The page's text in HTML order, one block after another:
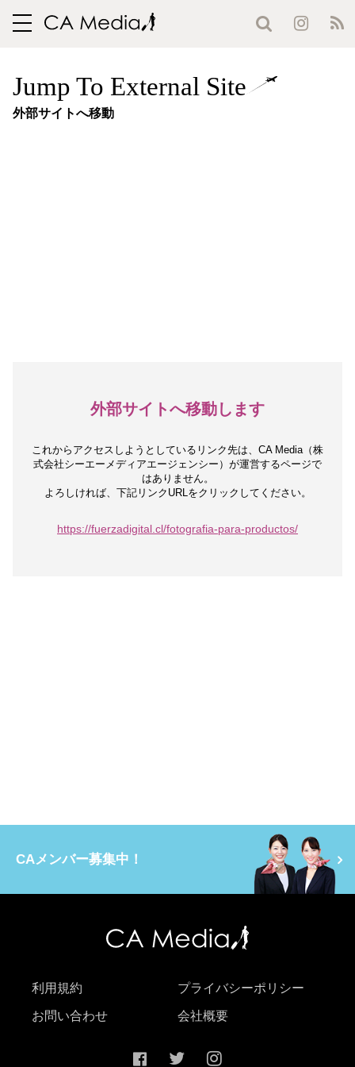
toggle
Jump To External Site
外部サイトへ移動
外部サイトへ移動します
これからアクセスしようとしているリンク先は、 CA Media（株
式会社シーエーメディアエージェンシー）が運営するページで
はありません。
よろしければ、下記リンクURLをクリックしてください。
https://fuerzadigital.cl/fotografia-para-productos/
CAメンバー募集中！
利用規約 プライバシーポリシー
お問い合わせ 会社概要